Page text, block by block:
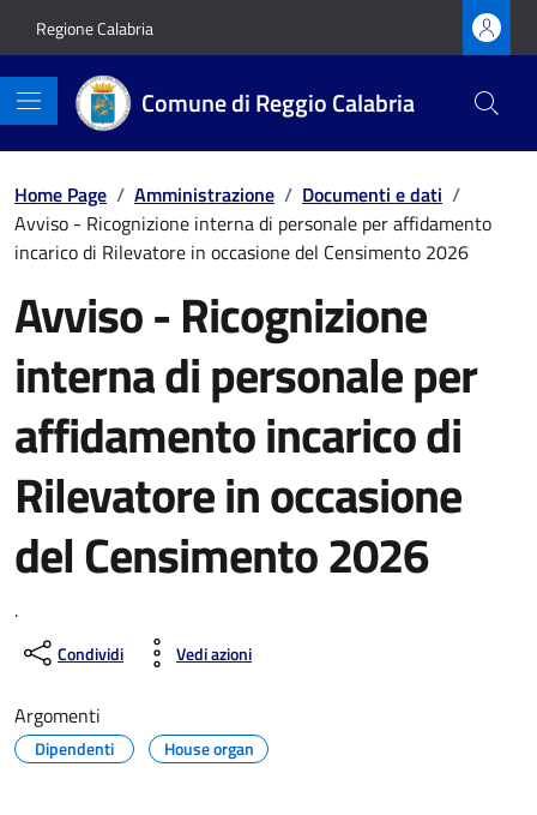
Regione Calabria
Comune di Reggio Calabria
Home Page / Amministrazione / Documenti e dati /
Avviso - Ricognizione interna di personale per affidamento
incarico di Rilevatore in occasione del Censimento 2026
Avviso - Ricognizione
interna di personale per
affidamento incarico di
Rilevatore in occasione
del Censimento 2026
.
Condividi Vedi azioni
Argomenti
Dipendenti House organ